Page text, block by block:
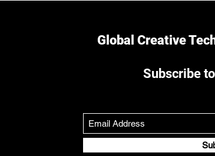
Global Creative
Subscribe